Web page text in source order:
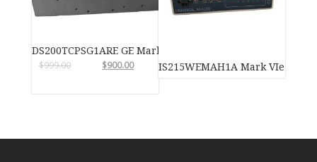
DS200TCPSG1ARE GE Mark VIe
$999.00 $900.00 IS215WEMAH1A Mark VIe 风力